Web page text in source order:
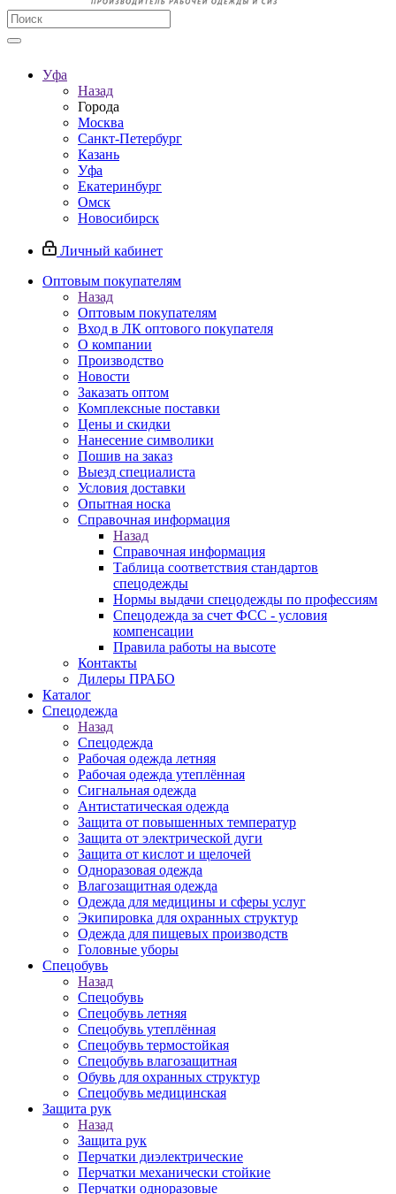
Уфа
Назад
Города
Москва
Санкт-Петербург
Казань
Уфа
Екатеринбург
Омск
Новосибирск
Личный кабинет
Оптовым покупателям
Назад
Оптовым покупателям
Вход в ЛК оптового покупателя
О компании
Производство
Новости
Заказать оптом
Комплексные поставки
Цены и скидки
Нанесение символики
Пошив на заказ
Выезд специалиста
Условия доставки
Опытная носка
Справочная информация
Назад
Справочная информация
Таблица соответствия стандартов
спецодежды
Нормы выдачи спецодежды по профессиям
Спецодежда за счет ФСС - условия
компенсации
Правила работы на высоте
Контакты
Дилеры ПРАБО
Каталог
Спецодежда
Назад
Спецодежда
Рабочая одежда летняя
Рабочая одежда утеплённая
Сигнальная одежда
Антистатическая одежда
Защита от повышенных температур
Защита от электрической дуги
Защита от кислот и щелочей
Одноразовая одежда
Влагозащитная одежда
Одежда для медицины и сферы услуг
Экипировка для охранных структур
Одежда для пищевых производств
Головные уборы
Спецобувь
Назад
Спецобувь
Спецобувь летняя
Спецобувь утеплённая
Спецобувь термостойкая
Спецобувь влагозащитная
Обувь для охранных структур
Спецобувь медицинская
Защита рук
Назад
Защита рук
Перчатки диэлектрические
Перчатки механически стойкие
Перчатки одноразовые